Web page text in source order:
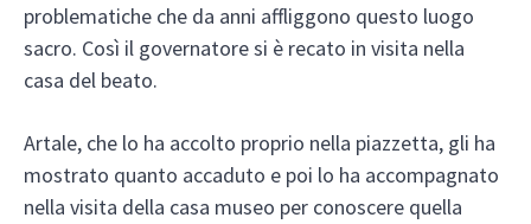
problematiche che da anni affliggono questo luogo
sacro. Così il governatore si è recato in visita nella
casa del beato.
Artale, che lo ha accolto proprio nella piazzetta, gli ha
mostrato quanto accaduto e poi lo ha accompagnato
nella visita della casa museo per conoscere quella